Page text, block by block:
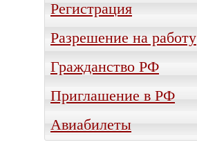
Регистрация
Разрешение на работу
Гражданство РФ
Приглашение в РФ
Авиабилеты